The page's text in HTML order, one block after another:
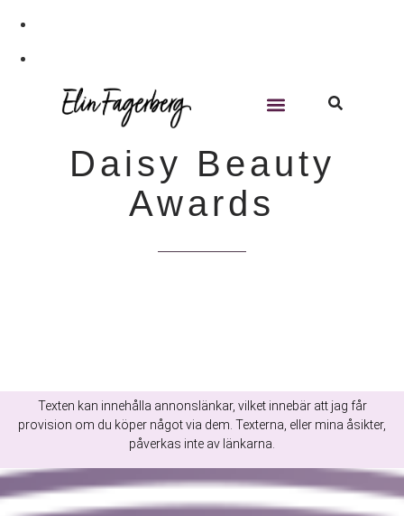
22:25 2015-12-29
Daisy Beauty
Awards
Texten kan innehålla annonslänkar, vilket innebär att jag får
provision om du köper något via dem. Texterna, eller mina åsikter,
påverkas inte av länkarna.